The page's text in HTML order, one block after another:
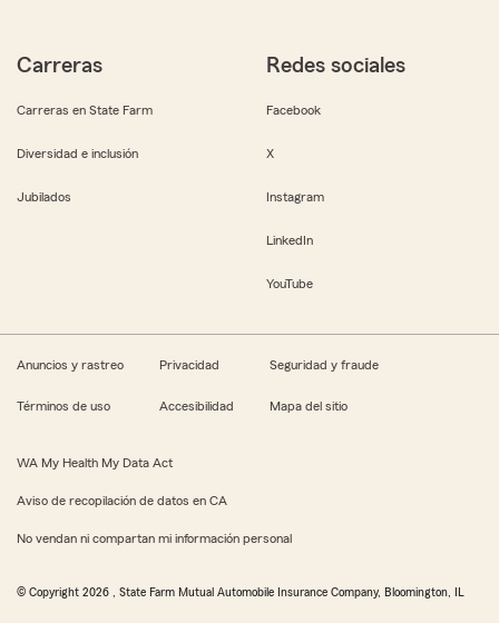
Carreras
Carreras en State Farm
Diversidad e inclusión
Jubilados
Redes sociales
Facebook
X
Instagram
LinkedIn
YouTube
Anuncios y rastreo Privacidad Seguridad y fraude
Términos de uso Accesibilidad Mapa del sitio
WA My Health My Data Act
Aviso de recopilación de datos en CA
No vendan ni compartan mi información personal
© Copyright 2026 , State Farm Mutual Automobile Insurance Company, Bloomington, IL